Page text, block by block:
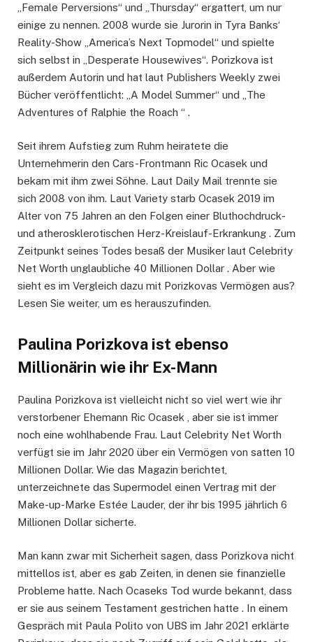
„Female Perversions“ und „Thursday“ ergattert, um nur
einige zu nennen. 2008 wurde sie Jurorin in Tyra Banks‘
Reality-Show „America’s Next Topmodel“ und spielte
sich selbst in „Desperate Housewives“. Porizkova ist
außerdem Autorin und hat laut Publishers Weekly zwei
Bücher veröffentlicht: „A Model Summer“ und „The
Adventures of Ralphie the Roach “ .
Seit ihrem Aufstieg zum Ruhm heiratete die
Unternehmerin den Cars-Frontmann Ric Ocasek und
bekam mit ihm zwei Söhne. Laut Daily Mail trennte sie
sich 2008 von ihm. Laut Variety starb Ocasek 2019 im
Alter von 75 Jahren an den Folgen einer Bluthochdruck-
und atherosklerotischen Herz-Kreislauf-Erkrankung . Zum
Zeitpunkt seines Todes besaß der Musiker laut Celebrity
Net Worth unglaubliche 40 Millionen Dollar . Aber wie
sieht es im Vergleich dazu mit Porizkovas Vermögen aus?
Lesen Sie weiter, um es herauszufinden.
Paulina Porizkova ist ebenso
Millionärin wie ihr Ex-Mann
Paulina Porizkova ist vielleicht nicht so viel wert wie ihr
verstorbener Ehemann Ric Ocasek , aber sie ist immer
noch eine wohlhabende Frau. Laut Celebrity Net Worth
verfügt sie im Jahr 2020 über ein Vermögen von satten 10
Millionen Dollar. Wie das Magazin berichtet,
unterzeichnete das Supermodel einen Vertrag mit der
Make-up-Marke Estée Lauder, der ihr bis 1995 jährlich 6
Millionen Dollar sicherte.
Man kann zwar mit Sicherheit sagen, dass Porizkova nicht
mittellos ist, aber es gab Zeiten, in denen sie finanzielle
Probleme hatte. Nach Ocaseks Tod wurde bekannt, dass
er sie aus seinem Testament gestrichen hatte . In einem
Gespräch mit Paula Polito von UBS im Jahr 2021 erklärte